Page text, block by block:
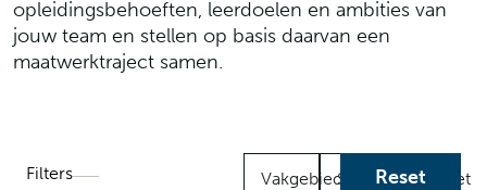
opleidingsbehoeften, leerdoelen en ambities van
jouw team en stellen op basis daarvan een
maatwerktraject samen.
Filters VakgebiedStartdatumBudget
Reset